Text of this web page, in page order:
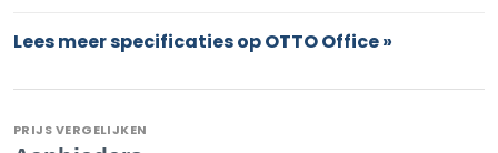
Lees meer specificaties op OTTO Office »
PRIJS VERGELIJKEN